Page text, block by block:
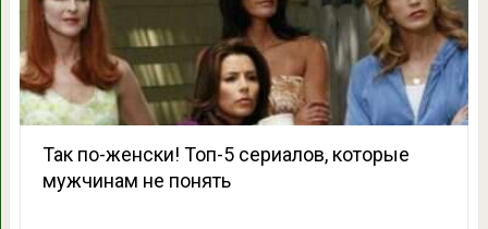
Так по-женски! Топ-5 сериалов, которые
мужчинам не понять